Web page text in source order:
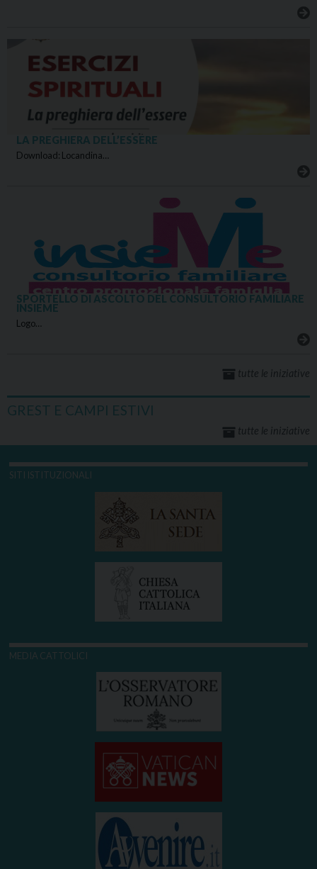
LA PREGHIERA DELL’ESSERE
Download: Locandina…
SPORTELLO DI ASCOLTO DEL CONSULTORIO FAMILIARE
INSIEME
Logo…
tutte le iniziative
GREST E CAMPI ESTIVI
tutte le iniziative
SITI ISTITUZIONALI
MEDIA CATTOLICI